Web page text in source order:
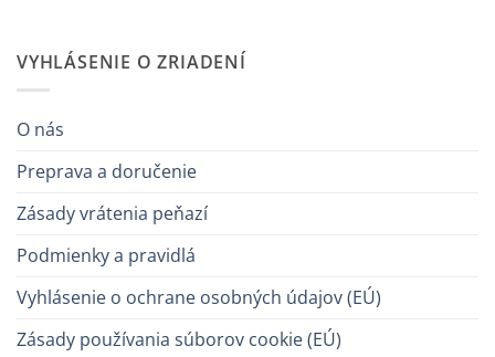
VYHLÁSENIE O ZRIADENÍ
O nás
Preprava a doručenie
Zásady vrátenia peňazí
Podmienky a pravidlá
Vyhlásenie o ochrane osobných údajov (EÚ)
Zásady používania súborov cookie (EÚ)